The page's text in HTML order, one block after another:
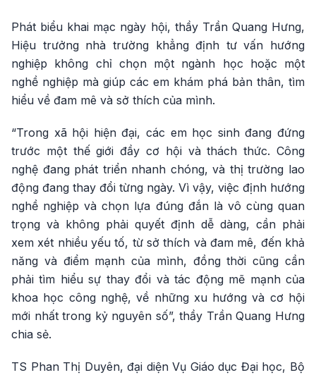
Phát biểu khai mạc ngày hội, thầy Trần Quang Hưng,
Hiệu trưởng nhà trường khẳng định tư vấn hướng
nghiệp không chỉ chọn một ngành học hoặc một
nghề nghiệp mà giúp các em khám phá bản thân, tìm
hiểu về đam mê và sở thích của mình.
“Trong xã hội hiện đại, các em học sinh đang đứng
trước một thế giới đầy cơ hội và thách thức. Công
nghệ đang phát triển nhanh chóng, và thị trường lao
động đang thay đổi từng ngày. Vì vậy, việc định hướng
nghề nghiệp và chọn lựa đúng đắn là vô cùng quan
trọng và không phải quyết định dễ dàng, cần phải
xem xét nhiều yếu tố, từ sở thích và đam mê, đến khả
năng và điểm mạnh của mình, đồng thời cũng cần
phải tìm hiểu sự thay đổi và tác động mẽ mạnh của
khoa học công nghệ, về những xu hướng và cơ hội
mới nhất trong kỷ nguyên số”, thầy Trần Quang Hưng
chia sẻ.
TS Phan Thị Duyên, đại diện Vụ Giáo dục Đại học, Bộ